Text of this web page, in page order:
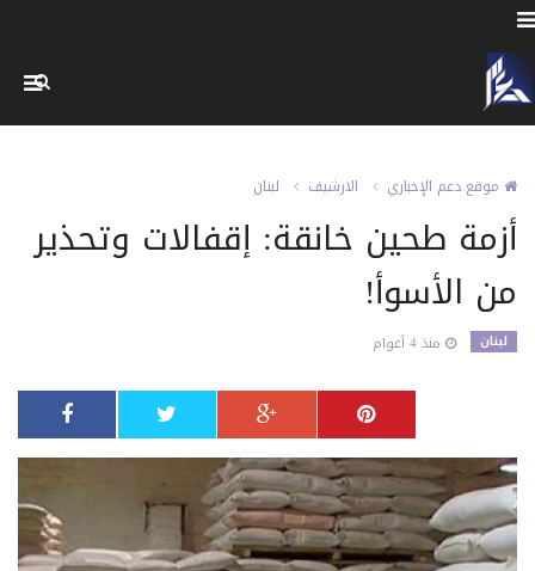
موقع دعم الإخباري الارشيف لبنان
أزمة طحين خانقة: إقفالات وتحذير
من الأسوأ!
لبنان منذ 4 أعوام